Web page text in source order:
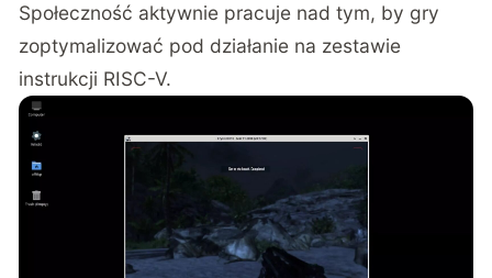
Społeczność aktywnie pracuje nad tym, by gry
zoptymalizować pod działanie na zestawie
instrukcji RISC-V.